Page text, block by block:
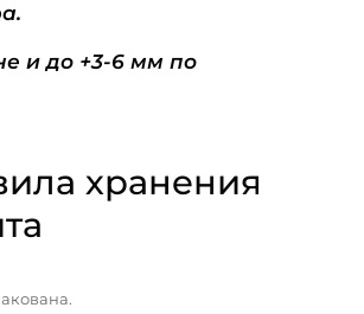
и до +3-6 мм по
хранения